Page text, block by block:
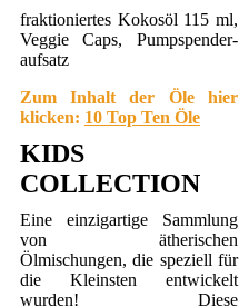
fraktioniertes Kokosöl 115 ml,
Veggie Caps, Pumpspender-
aufsatz
Zum Inhalt der Öle hier
klicken: 10 Top Ten Öle
KIDS
COLLECTION
Eine einzigartige Sammlung
von ätherischen
Ölmischungen, die speziell für
die Kleinsten entwickelt
wurden! Diese